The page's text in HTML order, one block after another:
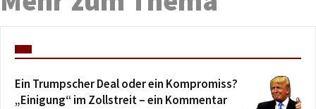
Ein Trumpscher Deal oder ein Kompromiss?
„Einigung“ im Zollstreit – ein Kommentar